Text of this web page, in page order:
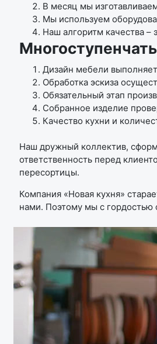
В месяц мы
Мы используем
Наш алгоритм качества –
Дизайн мебели
Обработка эскиза
Обязательный этап
Собранное изделие
Качество кухни и
Наш дружный коллектив,
ответственность перед
пересортицы.
Компания «Новая кухня»
нами. Поэтому мы с гордостью